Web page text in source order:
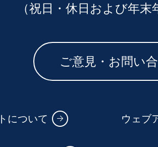
（祝日・休日および年
ご意見・お問い
について ウェブ